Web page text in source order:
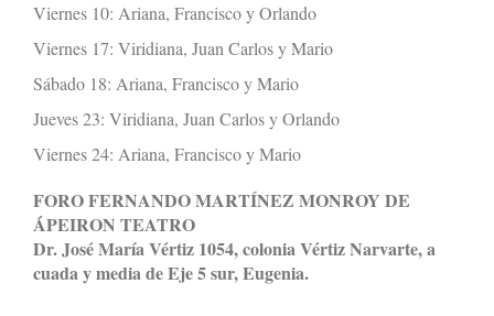
Viernes 10: Ariana, Francisco y Orlando
Viernes 17: Viridiana, Juan Carlos y Mario
Sábado 18: Ariana, Francisco y Mario
Jueves 23: Viridiana, Juan Carlos y Orlando
Viernes 24: Ariana, Francisco y Mario
FORO FERNANDO MARTÍNEZ MONROY DE
ÁPEIRON TEATRO
Dr. José María Vértiz 1054, colonia Vértiz Narvarte, a
cuada y media de Eje 5 sur, Eugenia.